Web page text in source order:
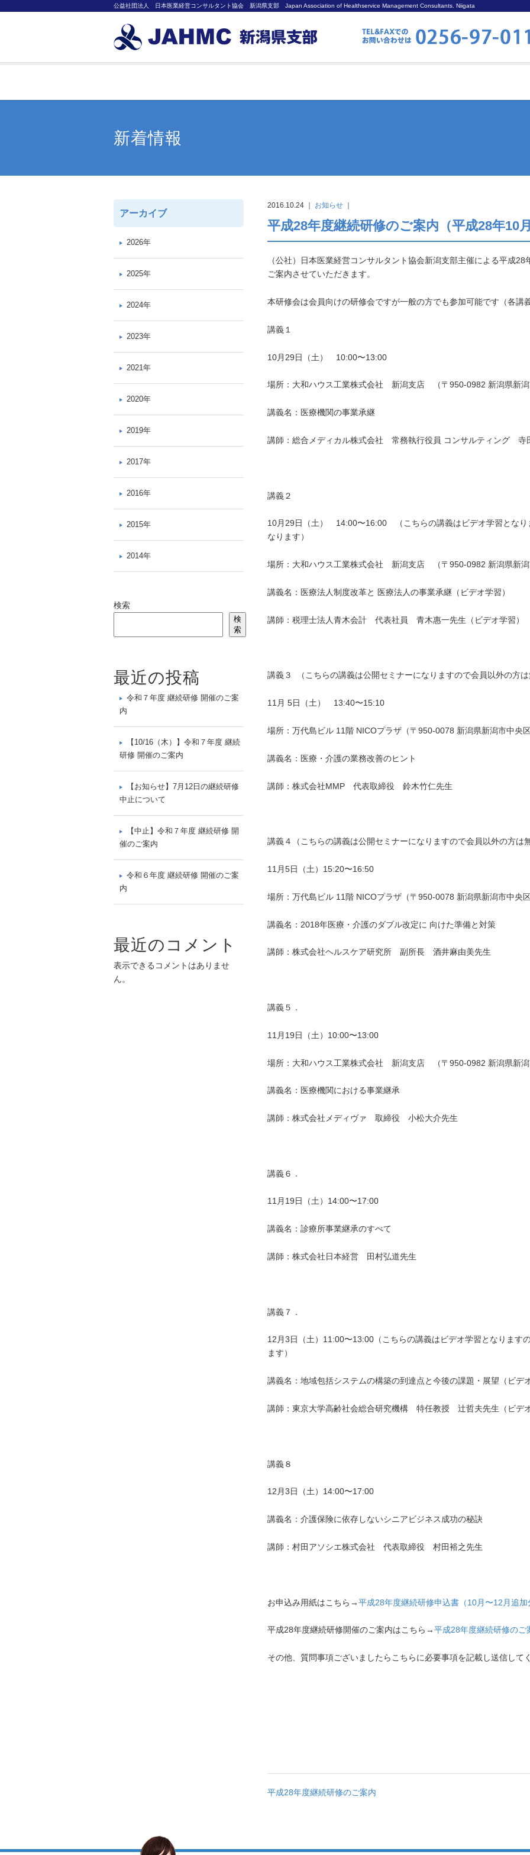
公益社団法人 日本医業経営コンサルタント協会 新潟県支部 Japan Association of Healthservice Management Consultants. Niigata
新着情報
2016.10.24 ｜ お知らせ
平成28年度継続研修のご案内（平成28年10
（公社）日本医業経営コンサルタント協会新潟支部主催による平成
ご案内させていただきます。
本研修会は会員向けの研修会ですが一般の方でも参加可能です（各講
講義１
10月29日（土） 10:00〜13:00
場所：大和ハウス工業株式会社 新潟支店 （〒950-0982 新潟県新潟
講義名：医療機関の事業承継
講師：総合メディカル株式会社 常務執行役員 コンサルティング 寺
講義２
10月29日（土） 14:00〜16:00 （こちらの講義はビデオ学習となり
なります）
場所：大和ハウス工業株式会社 新潟支店 （〒950-0982 新潟県新潟
講義名：医療法人制度改革と 医療法人の事業承継（ビデオ学習）
講師：税理士法人青木会計 代表社員 青木惠一先生（ビデオ学習）
講義３ （こちらの講義は公開セミナーになりますので会員以外の方は
11月 5日（土） 13:40〜15:10
場所：万代島ビル 11階 NICOプラザ（〒950-0078 新潟県新潟市中央区
講義名：医療・介護の業務改善のヒント
講師：株式会社MMP 代表取締役 鈴木竹仁先生
講義４（こちらの講義は公開セミナーになりますので会員以外の方は
11月5日（土）15:20〜16:50
場所：万代島ビル 11階 NICOプラザ（〒950-0078 新潟県新潟市中央区
講義名：2018年医療・介護のダブル改定に 向けた準備と対策
講師：株式会社ヘルスケア研究所 副所長 酒井麻由美先生
講義５．
11月19日（土）10:00〜13:00
場所：大和ハウス工業株式会社 新潟支店 （〒950-0982 新潟県新潟
講義名：医療機関における事業継承
講師：株式会社メディヴァ 取締役 小松大介先生
講義６．
11月19日（土）14:00〜17:00
講義名：診療所事業継承のすべて
講師：株式会社日本経営 田村弘道先生
講義７．
12月3日（土）11:00〜13:00（こちらの講義はビデオ学習となります
ます）
講義名：地域包括システムの構築の到達点と今後の課題・展望（ビデオ
講師：東京大学高齢社会総合研究機構 特任教授 辻哲夫先生（ビデオ
講義８
12月3日（土）14:00〜17:00
講義名：介護保険に依存しないシニアビジネス成功の秘訣
講師：村田アソシエ株式会社 代表取締役 村田裕之先生
お申込み用紙はこちら→平成28年度継続研修申込書（10月〜12月追加
平成28年度継続研修開催のご案内はこちら→平成28年度継続研修のご
その他、質問事項ございましたらこちらに必要事項を記載し送信し
平成28年度継続研修のご案内
アーカイブ
2026年
2025年
2024年
2023年
2021年
2020年
2019年
2017年
2016年
2015年
2014年
検索
検
索
最近の投稿
令和７年度 継続研修 開催のご案
内
【10/16（木）】令和７年度 継続
研修 開催のご案内
【お知らせ】7月12日の継続研修
中止について
【中止】令和７年度 継続研修 開
催のご案内
令和６年度 継続研修 開催のご案
内
最近のコメント
表示できるコメントはありませ
ん。